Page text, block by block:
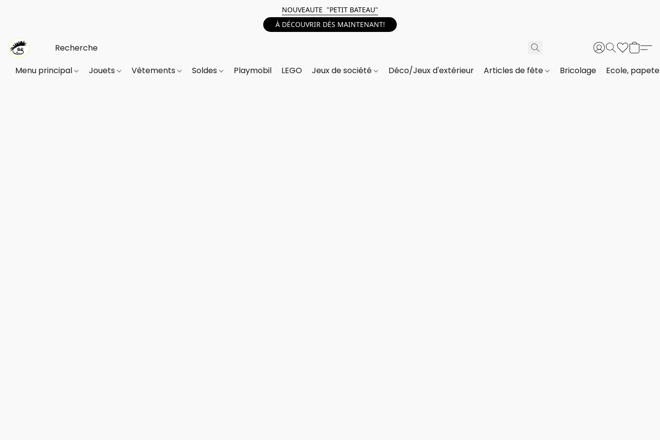
NOUVEAUTE "PETIT BATEAU"
À DÉCOUVRIR DÈS MAINTENANT!
Menu principal Jouets Vêtements Soldes Playmobil LEGO Jeux de société Déco/Jeux d'extérieur Articles de fête Bricolage Ecole,